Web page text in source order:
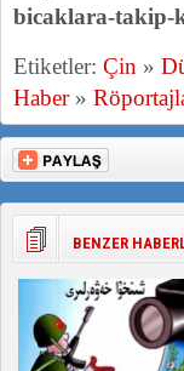
bicaklara-takip-
Etiketler: Çin »
Haber»
BENZER